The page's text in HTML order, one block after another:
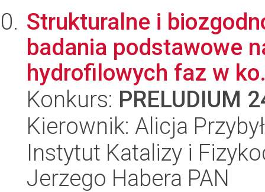
Strukturalne i
badania podstawowe
hydrofilowych faz w
Konkurs: PRELUDIUM
Kierownik: Alicja
Instytut Katalizy i
Jerzego Habera PAN